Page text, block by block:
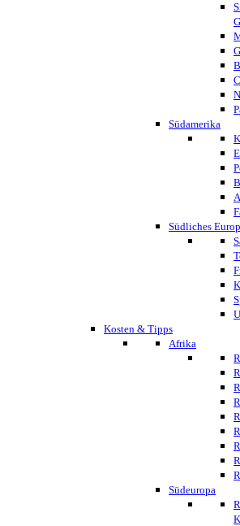
Südamerika
Südliches
Kosten & Tipps
Afrika
Südeuropa